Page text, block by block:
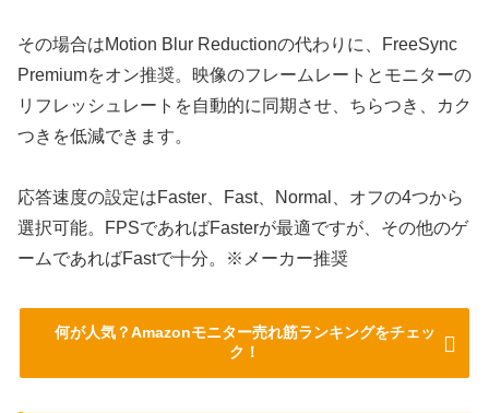
その場合はMotion Blur Reductionの代わりに、FreeSync
Premiumをオン推奨。映像のフレームレートとモニターの
リフレッシュレートを自動的に同期させ、ちらつき、カク
つきを低減できます。
応答速度の設定はFaster、Fast、Normal、オフの4つから
選択可能。FPSであればFasterが最適ですが、その他のゲ
ームであればFastで十分。※メーカー推奨
何が人気？Amazonモニター売れ筋ランキングをチェッ
ク！